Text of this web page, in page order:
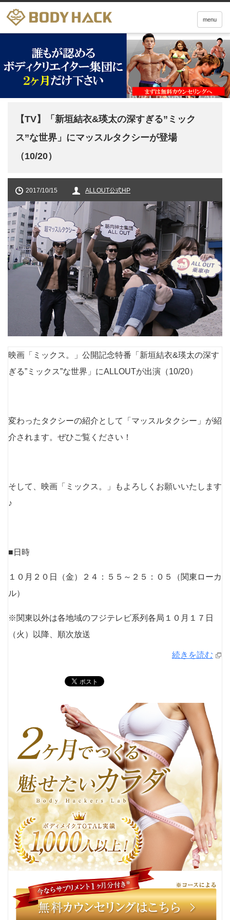
menu
【TV】「新垣結衣&瑛太の深すぎる”ミック
ス”な世界」にマッスルタクシーが登場
（10/20）
2017/10/15 ALLOUT公式HP
映画「ミックス。」公開記念特番「新垣結衣&瑛太の深す
ぎる”ミックス”な世界」にALLOUTが出演（10/20）
変わったタクシーの紹介として「マッスルタクシー」が紹
介されます。ぜひご覧ください！
そして、映画「ミックス。」もよろしくお願いいたします
♪
■日時
１０月２０日（金）２４：５５～２５：０５（関東ローカ
ル）
※関東以外は各地域のフジテレビ系列各局１０月１７日
（火）以降、順次放送
続きを読む